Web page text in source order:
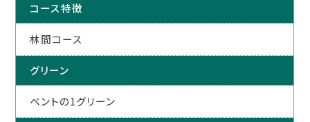
コース特徴
林間コース
グリーン
ベントの1グリーン